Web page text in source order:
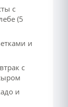
с
(5
и
с
и